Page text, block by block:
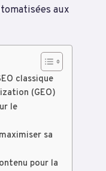
aux
classique
(GEO)
le
sa
pour la